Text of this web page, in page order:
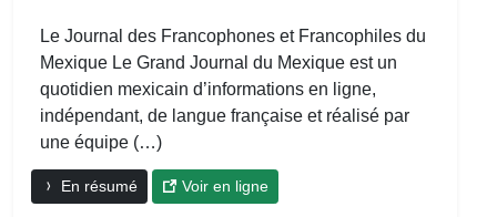
Le Journal des Francophones et Francophiles du
Mexique Le Grand Journal du Mexique est un
quotidien mexicain d’informations en ligne,
indépendant, de langue française et réalisé par
une équipe (…)
En résumé Voir en ligne